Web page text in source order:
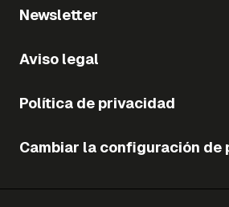
Newsletter
Aviso legal
Política de privacidad
Cambiar la configuración de